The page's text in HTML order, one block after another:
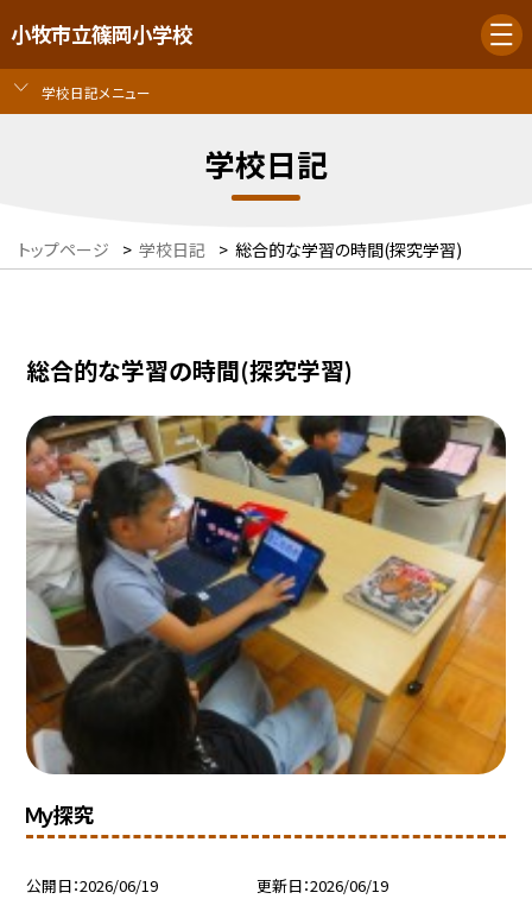
小牧市立篠岡小学校
学校日記メニュー
学校日記
トップページ > 学校日記 > 総合的な学習の時間(探究学習)
総合的な学習の時間(探究学習)
Ｍｙ探究
公開日 2026/06/19 更新日 2026/06/19